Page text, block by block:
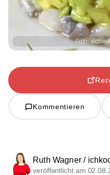
Foto:
Kommentieren
Ruth Wagner /
veröffentlicht am